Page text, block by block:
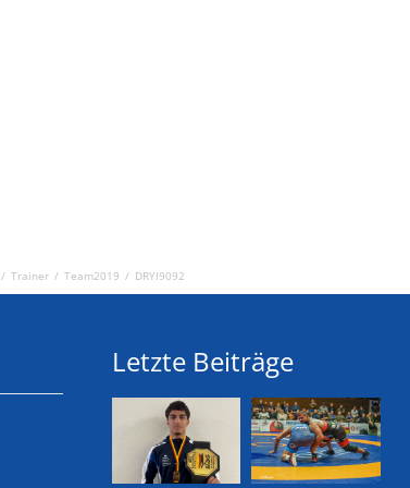
/ Trainer / Team2019 / DRYI9092
Letzte Beiträge